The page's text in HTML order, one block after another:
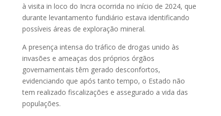
à visita in loco do Incra ocorrida no início de 2024, que
durante levantamento fundiário estava identificando
possíveis áreas de exploração mineral.
A presença intensa do tráfico de drogas unido às
invasões e ameaças dos próprios órgãos
governamentais têm gerado desconfortos,
evidenciando que após tanto tempo, o Estado não
tem realizado fiscalizações e assegurado a vida das
populações.